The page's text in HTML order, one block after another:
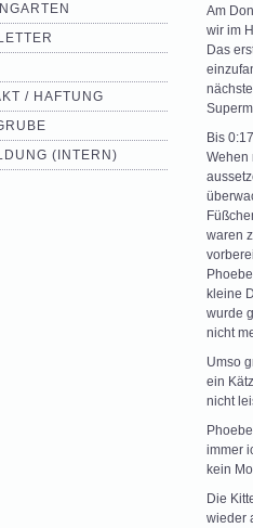
/ HAFTUNG
(INTERN)
Am
wir im
Das
Bis
Wehen
waren
kleine
wurde
nicht
Umso
ein
nicht
immer
kein
Die
wieder